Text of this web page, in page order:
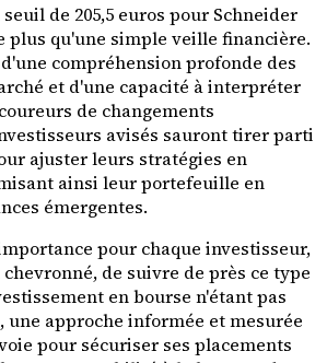
de 205,5 euros pour Schneider
plus qu'une simple veille financière.
compréhension profonde des
et d'une capacité à interpréter
de changements
avisés sauront tirer parti
ajuster leurs stratégies en
ainsi leur portefeuille en
émergentes.
pour chaque investisseur,
de suivre de près ce type
en bourse n'étant pas
une approche informée et mesurée
pour sécuriser ses placements